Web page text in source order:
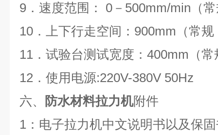
9 ．速度范围： 0 － 500mm/min（
10 ．上下行走空间： 900mm（常规
11 ．试验台测试宽度： 400mm（常
12 ．使用电源:220V-380V 50Hz
六、
防水材料拉力机附件
1 ：电子拉力机中文说明书以及保